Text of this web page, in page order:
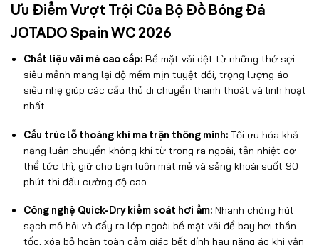
Ưu Điểm Vượt Trội Của Bộ Đồ Bóng Đá
JOTADO Spain WC 2026
Chất liệu vải mè cao cấp: Bề mặt vải dệt từ những thớ sợi
siêu mảnh mang lại độ mềm mịn tuyệt đối, trọng lượng áo
siêu nhẹ giúp các cầu thủ di chuyển thanh thoát và linh hoạt
nhất.
Cấu trúc lỗ thoáng khí ma trận thông minh: Tối ưu hóa khả
năng luân chuyển không khí từ trong ra ngoài, tản nhiệt cơ
thể tức thì, giữ cho bạn luôn mát mẻ và sảng khoái suốt 90
phút thi đấu cường độ cao.
Công nghệ Quick-Dry kiểm soát hơi ẩm: Nhanh chóng hút
sạch mồ hôi và đẩy ra lớp ngoài bề mặt vải để bay hơi thần
tốc, xóa bỏ hoàn toàn cảm giác bết dính hay nặng áo khi vận